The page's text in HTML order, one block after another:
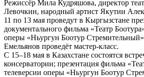
Режиссёр Мила Кудряшова, директор
Левочкин, народный артист Якутии
11 по 13 мая проведут в Кыргызстане
документального фильма «Театр
оперы «Ньургун Боотур
Емельянов проведёт мастер-класс.
С 15–18 мая в Казахстане состоятся
консерватории; презентация фильма
телеверсии оперы «Ньургун Боотур